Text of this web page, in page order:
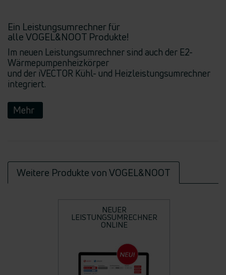
Ein Leistungsumrechner für
alle VOGEL&NOOT Produkte!
Im neuen Leistungsumrechner sind auch der E2-
Wärmepumpenheizkörper
und der iVECTOR Kühl- und Heizleistungsumrechner
integriert.
Mehr
Weitere Produkte von VOGEL&NOOT
NEUER
LEISTUNGSUMRECHNER
ONLINE